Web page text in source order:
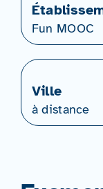
Fun MOOC
Ville
à distance